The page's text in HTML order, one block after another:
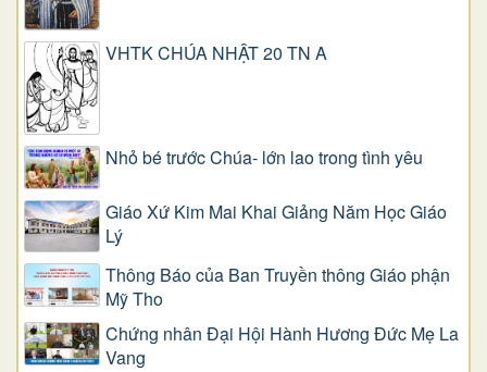
VHTK CHÚA NHẬT 20 TN A
Nhỏ bé trước Chúa- lớn lao trong tình yêu
Giáo Xứ Kim Mai Khai Giảng Năm Học Giáo
Lý
Thông Báo của Ban Truyền thông Giáo phận
Mỹ Tho
Chứng nhân Đại Hội Hành Hương Đức Mẹ La
Vang